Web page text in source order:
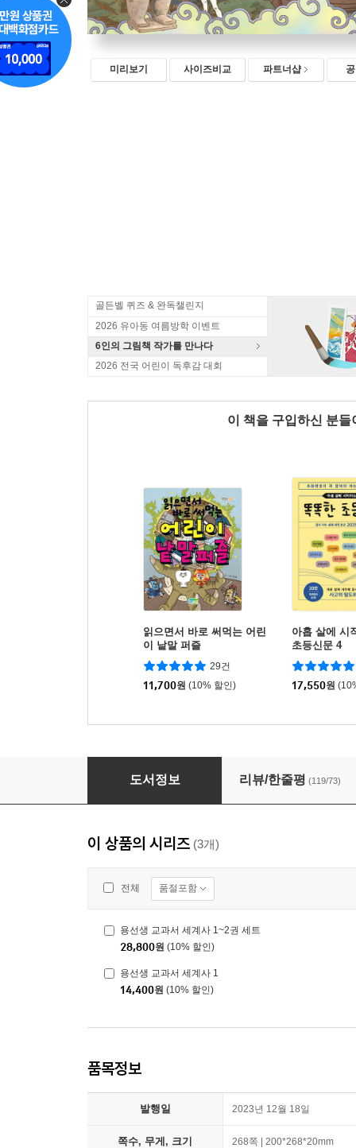
미리보기 사이즈비교 파트너샵
골든벨 퀴즈 & 완독챌린지
2026 유아동 여름방학 이벤트
6인의 그림책 작가를 만나다
2026 전국 어린이 독후감 대회
이 책을 구입하신 분
읽으면서 바로 써먹는 어린
이 낱말 퍼즐
29건
11,700원 (10% 할인)
아홉 살에 시
초등신문 4
17,550원
용선생 교과서 세계사 1
도서정보 리뷰/한줄평 (119/73)
이 상품의 시리즈 (3개)
전체 품절포함
용선생 교과서 세계사 1~2권 세트
28,800원 (10% 할인)
용선생 교과서 세계사 1
14,400원 (10% 할인)
품목정보
발행일 2023년 12월 18일
쪽수, 무게, 크기 268쪽 | 200*268*20mm